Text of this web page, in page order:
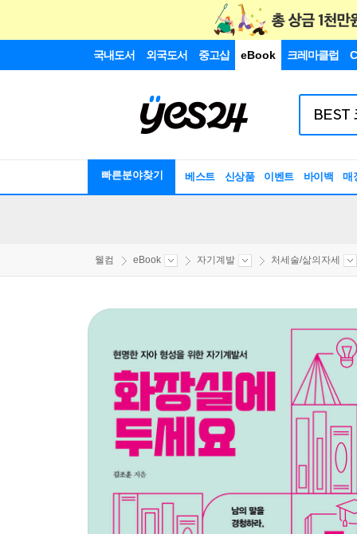
국내도서 외국도서 중고샵 eBook 크레마클럽
빠른분야찾기 베스트 신상품 이벤트 바이백 매
웰컴 eBook 자기계발 처세술/삶의자세